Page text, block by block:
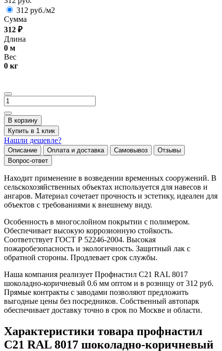
312 руб./м2
Сумма
312 ₽
Длина
0 м
Вес
0 кг
В корзину
Купить в 1 клик
Нашли дешевле?
Описание Оплата и доставка Самовывоз
Отзывы
Вопрос-ответ
Находит применение в возведении временных сооружений. В
сельскохозяйственных объектах используется для навесов и
ангаров. Материал сочетает прочность и эстетику, идеален для
объектов с требованиями к внешнему виду.
Особенность в многослойном покрытии с полимером.
Обеспечивает высокую коррозионную стойкость.
Соответствует ГОСТ Р 52246-2004. Высокая
пожаробезопасность и экологичность. Защитный лак с
обратной стороны. Продлевает срок службы.
Наша компания реализует Профнастил С21 RAL 8017
шоколадно-коричневый 0.6 мм оптом и в розницу от 312 руб.
Прямые контракты с заводами позволяют предложить
выгодные цены без посредников. Собственный автопарк
обеспечивает доставку точно в срок по Москве и области.
Характеристики товара профнастил
С21 RAL 8017 шоколадно-коричневый